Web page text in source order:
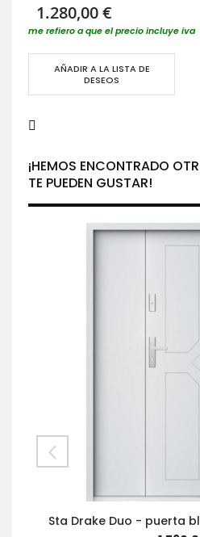
1.280,00 €
me refiero a que el precio incluye iva
AÑADIR A LA LISTA DE
DESEOS
¡HEMOS ENCONTRADO
TE PUEDEN GUSTAR!
Sta Drake Duo - puerta